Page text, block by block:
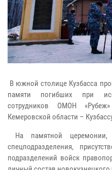
В южной столице Кузбасса
памяти погибших при
сотрудников ОМОН
Кемеровской области –
На памятной церемонии,
спецподразделения,
подразделений войск